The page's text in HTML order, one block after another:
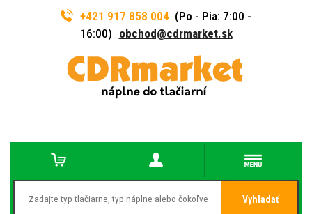
+421 917 858 004 (Po - Pia: 7:00 -
16:00) obchod@cdrmarket.sk
Vyhladať